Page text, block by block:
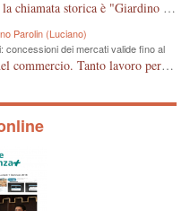
Anche se la toponomastica non c'entra, la chiamata storica è "Giardino Salvi". Dal 1907 circa Proprietà Comunale e pertanto a mio giudizio "storico" il nome potrebbe essere cambiato in Giardino Comunale Goffredo Parise. Se poi vogliono farne un IPER mercato di cineserie varie (come se non ce ne fossero a sufficienza) vuol dire che: Mala Tempora Currunt. E' solo questione di schei? Amen.
Parolin (Luciano)
concessioni dei mercati valide fino al
Per fortuna che il Governo è "amico" del commercio. Tanto lavoro per nessun cambiamento. Tutto fermo sino al 2020. E' incomprensibile dice il Dirigente, figurarsi se il cittadino normale che legge e chiede di essere informato, può capire qualcosa. E' certo che, almeno per Vicenza, alcune situazioni contingenti devono essere riviste, vedi mercato di Viale Roma e altro, prima che la città UNESCO che si sta trasformando in città storico-artistico-turistica, diventi una casba tunisina! Capisco le esigenze delle imprese, ma a decidere dovrebbe essere la Città che ha eletto i suoi rappresentanti, invece ROMA, tra un rinvio ed un altro, arriva al 2020 senza aver cambiato Niente. Mala tempora currunt.